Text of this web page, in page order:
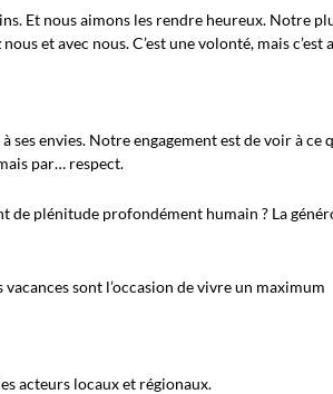
Et nous aimons les rendre heureux. Notre
et avec nous. C’est une volonté, mais c’est
envies. Notre engagement est de voir à ce
par… respect.
de plénitude profondément humain ? La
sont l’occasion de vivre un maximum
acteurs locaux et régionaux.